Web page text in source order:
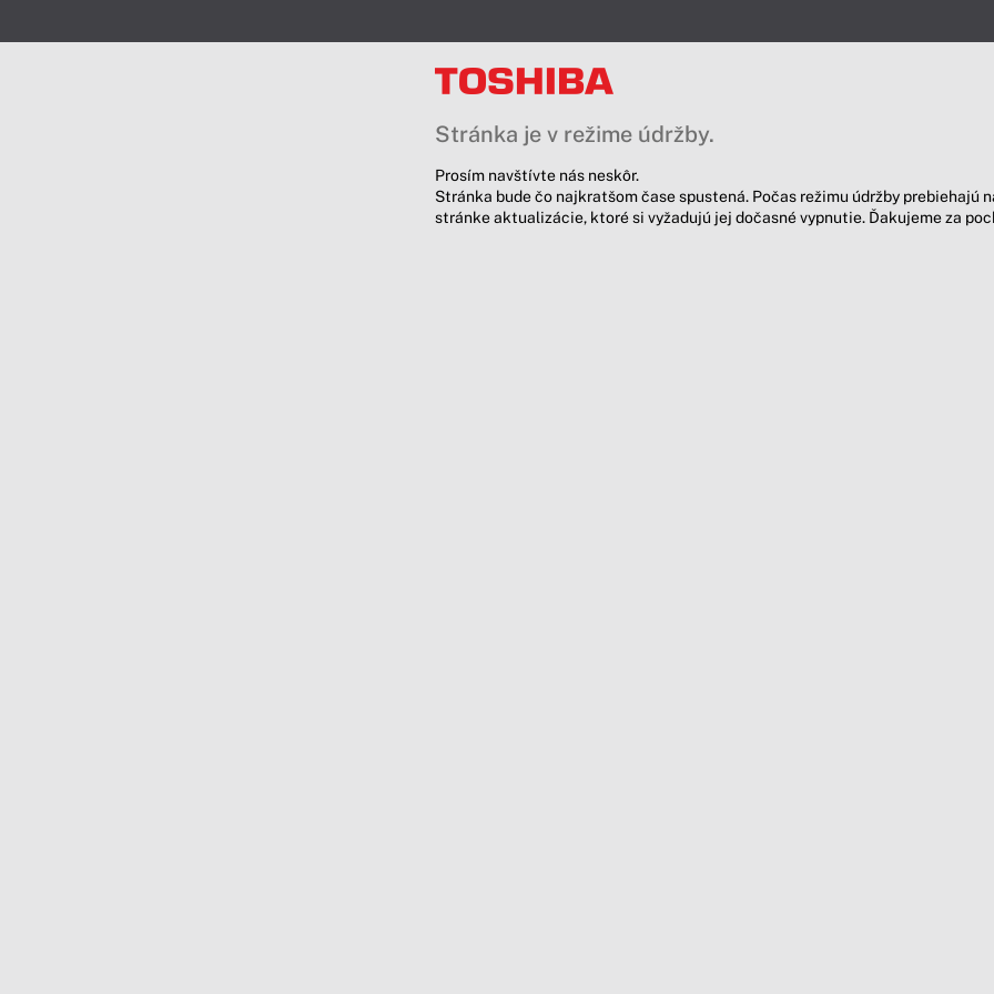
Stránka je v režime údržby.
Prosím navštívte nás neskôr.
Stránka bude čo najkratšom čase spustená. Počas režimu údržby prebiehajú
stránke aktualizácie, ktoré si vyžadujú jej dočasné vypnutie. Ďakujeme za